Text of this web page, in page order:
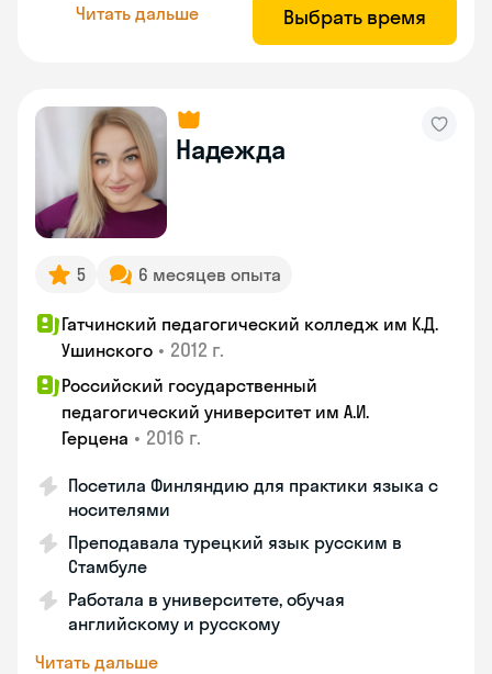
Читать дальше Выбрать время
Надежда
5 6 месяцев опыта
Гатчинский педагогический колледж им К.Д.
Ушинского • 2012 г.
Российский государственный
педагогический университет им А.И.
Герцена • 2016 г.
Посетила Финляндию для практики языка с
носителями
Преподавала турецкий язык русским в
Стамбуле
Работала в университете, обучая
английскому и русскому
Читать дальше